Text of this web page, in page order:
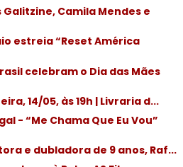
Camila Mendes e
estreia “Reset América
celebram o Dia das Mães
14/05, às 19h | Livraria d...
- “Me Chama Que Eu Vou”
e dubladora de 9 anos, Raf...